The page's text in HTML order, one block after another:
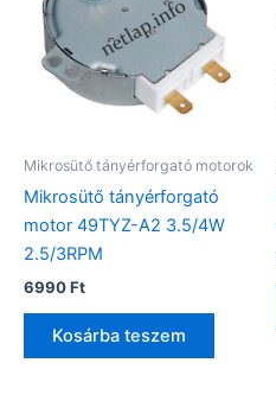
Mikrosütő tányérforgató motorok
Mikrosütő tányérforgató
motor 49TYZ-A2 3.5/4W
2.5/3RPM
6990Ft
Kosárba teszem